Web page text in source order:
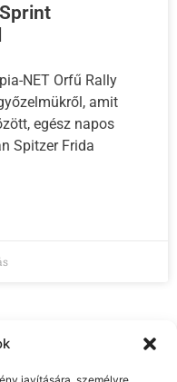
NET Orfű Rally
amit
egész napos
Spitzer Frida